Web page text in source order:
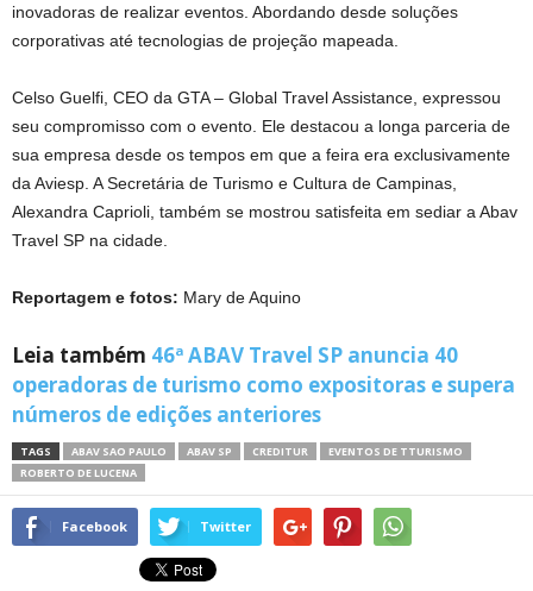
inovadoras de realizar eventos. Abordando desde soluções
corporativas até tecnologias de projeção mapeada.
Celso Guelfi, CEO da GTA – Global Travel Assistance, expressou
seu compromisso com o evento. Ele destacou a longa parceria de
sua empresa desde os tempos em que a feira era exclusivamente
da Aviesp. A Secretária de Turismo e Cultura de Campinas,
Alexandra Caprioli, também se mostrou satisfeita em sediar a Abav
Travel SP na cidade.
Reportagem e fotos: Mary de Aquino
Leia também 46ª ABAV Travel SP anuncia 40
operadoras de turismo como expositoras e supera
números de edições anteriores
TAGS ABAV SAO PAULO ABAV SP CREDITUR
EVENTOS DE TTURISMO
ROBERTO DE LUCENA
Facebook Twitter